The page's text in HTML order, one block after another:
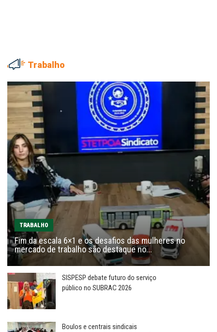
Trabalho
TRABALHO
Fim da escala 6×1 e os desafios das mulheres no
mercado de trabalho são destaque no...
SISPESP debate futuro do serviço
público no SUBRAC 2026
Boulos e centrais sindicais